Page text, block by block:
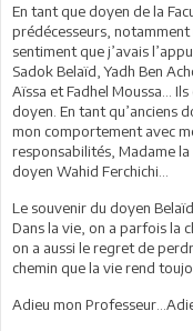
En tant que doyen de la
prédécesseurs,
sentiment que j’avais
Sadok Belaïd, Yadh Ben
Aïssa et Fadhel Moussa...
doyen. En tant qu’anciens
mon comportement avec
responsabilités, Madame
doyen Wahid Ferchichi…
Le souvenir du doyen
Dans la vie, on a parfois la
on a aussi le regret de
chemin que la vie rend
Adieu mon